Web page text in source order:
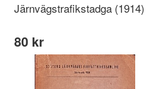
Järnvägstrafikstadga (1914)
80 kr